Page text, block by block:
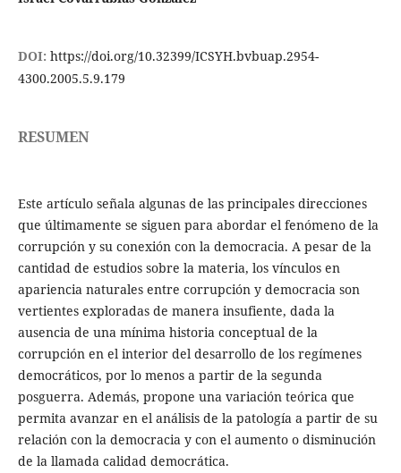
DOI: https://doi.org/10.32399/ICSYH.bvbuap.2954-
4300.2005.5.9.179
RESUMEN
Este artículo señala algunas de las principales direcciones
que últimamente se siguen para abordar el fenómeno de la
corrupción y su conexión con la democracia. A pesar de la
cantidad de estudios sobre la materia, los vínculos en
apariencia naturales entre corrupción y democracia son
vertientes exploradas de manera insufiente, dada la
ausencia de una mínima historia conceptual de la
corrupción en el interior del desarrollo de los regímenes
democráticos, por lo menos a partir de la segunda
posguerra. Además, propone una variación teórica que
permita avanzar en el análisis de la patología a partir de su
relación con la democracia y con el aumento o disminución
de la llamada calidad democrática.